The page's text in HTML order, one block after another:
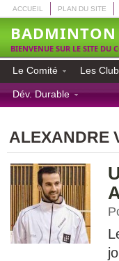
ACCUEIL PLAN DU SITE
BADMINTON
BIENVENUE SUR LE SITE DU
Le Comité Les
Dév. Durable
ALEXANDRE